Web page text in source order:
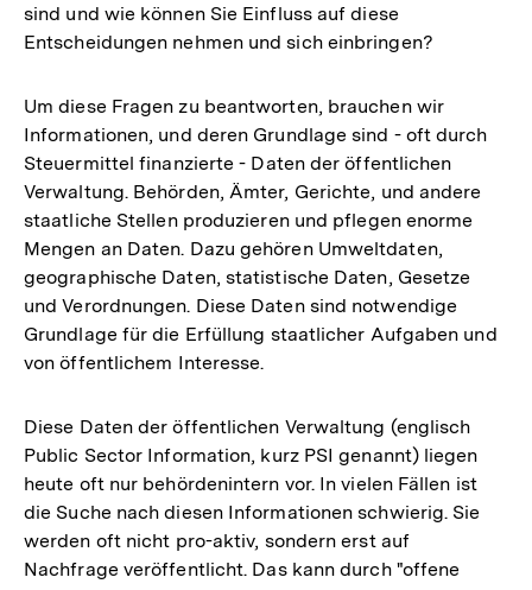
sind und wie können Sie Einfluss auf diese
Entscheidungen nehmen und sich einbringen?
Um diese Fragen zu beantworten, brauchen wir
Informationen, und deren Grundlage sind - oft durch
Steuermittel finanzierte - Daten der öffentlichen
Verwaltung. Behörden, Ämter, Gerichte, und andere
staatliche Stellen produzieren und pflegen enorme
Mengen an Daten. Dazu gehören Umweltdaten,
geographische Daten, statistische Daten, Gesetze
und Verordnungen. Diese Daten sind notwendige
Grundlage für die Erfüllung staatlicher Aufgaben und
von öffentlichem Interesse.
Diese Daten der öffentlichen Verwaltung (englisch
Public Sector Information, kurz PSI genannt) liegen
heute oft nur behördenintern vor. In vielen Fällen ist
die Suche nach diesen Informationen schwierig. Sie
werden oft nicht pro-aktiv, sondern erst auf
Nachfrage veröffentlicht. Das kann durch "offene